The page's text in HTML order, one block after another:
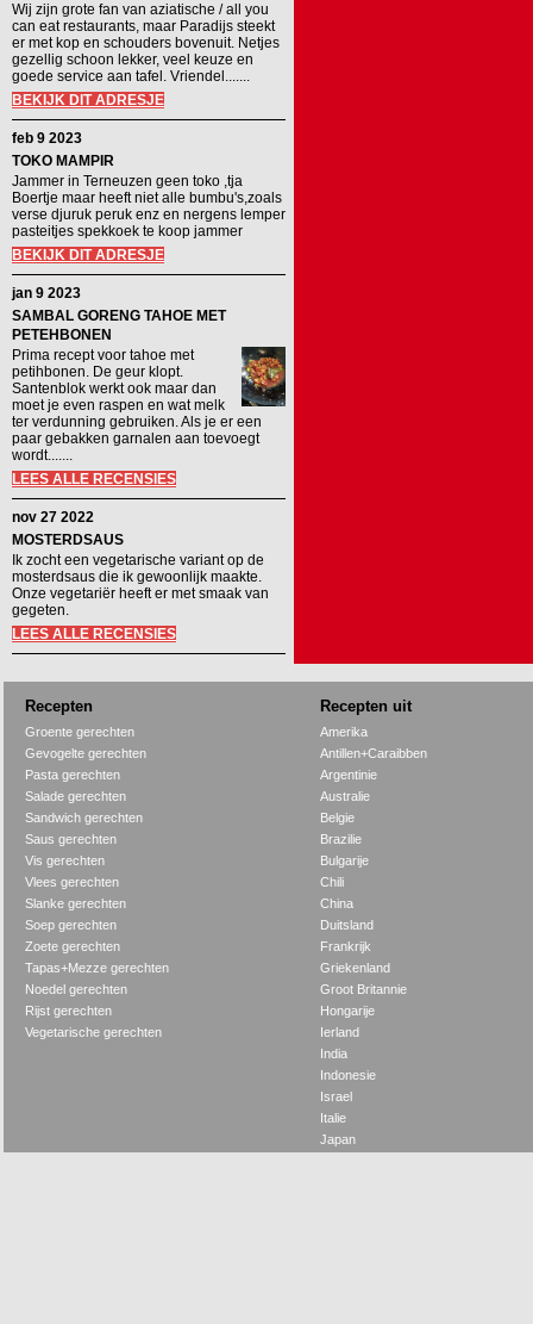
Wij zijn grote fan van aziatische / all you
can eat restaurants, maar Paradijs steekt
er met kop en schouders bovenuit. Netjes
gezellig schoon lekker, veel keuze en
goede service aan tafel. Vriendel.......
BEKIJK DIT ADRESJE
feb 9 2023
TOKO MAMPIR
Jammer in Terneuzen geen toko ,tja
Boertje maar heeft niet alle bumbu's,zoals
verse djuruk peruk enz en nergens lemper
pasteitjes spekkoek te koop jammer
BEKIJK DIT ADRESJE
jan 9 2023
SAMBAL GORENG TAHOE MET
PETEHBONEN
Prima recept voor tahoe met
petihbonen. De geur klopt.
Santenblok werkt ook maar dan
moet je even raspen en wat melk
ter verdunning gebruiken. Als je er een
paar gebakken garnalen aan toevoegt
wordt.......
LEES ALLE RECENSIES
nov 27 2022
MOSTERDSAUS
Ik zocht een vegetarische variant op de
mosterdsaus die ik gewoonlijk maakte.
Onze vegetariër heeft er met smaak van
gegeten.
LEES ALLE RECENSIES
Recepten Recepten uit
Groente gerechten
Gevogelte gerechten
Pasta gerechten
Salade gerechten
Sandwich gerechten
Saus gerechten
Vis gerechten
Vlees gerechten
Slanke gerechten
Soep gerechten
Zoete gerechten
Tapas+Mezze gerechten
Noedel gerechten
Rijst gerechten
Vegetarische gerechten
Amerika
Antillen+Caraibben
Argentinie
Australie
Belgie
Brazilie
Bulgarije
Chili
China
Duitsland
Frankrijk
Griekenland
Groot Britannie
Hongarije
Ierland
India
Indonesie
Israel
Italie
Japan